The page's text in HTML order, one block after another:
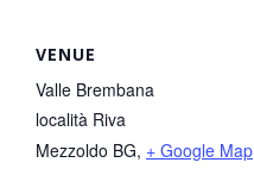
VENUE
Valle Brembana
località Riva
Mezzoldo BG, + Google Map